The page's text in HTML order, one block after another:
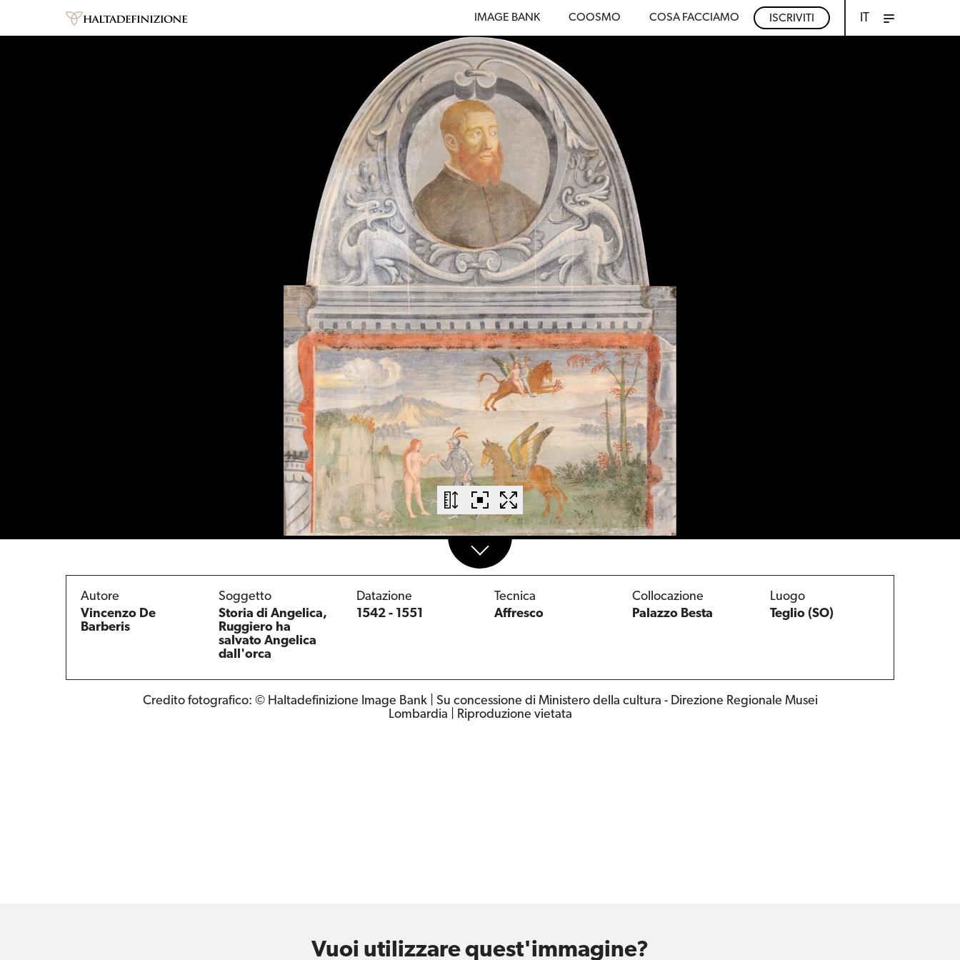
IMAGE BANK COOSMO COSA FACCIAMO ISCRIVITI IT
Autore
Vincenzo De
Barberis
Soggetto
Storia di Angelica,
Ruggiero ha
salvato Angelica
dall'orca
Datazione
1542 - 1551
Tecnica
Affresco
Collocazione
Palazzo Besta
Luogo
Teglio (SO)
Credito fotografico: © Haltadefinizione Image Bank | Su concessione di Ministero della cultura - Direzione Regionale Musei
Lombardia | Riproduzione vietata
Vuoi utilizzare quest'immagine?